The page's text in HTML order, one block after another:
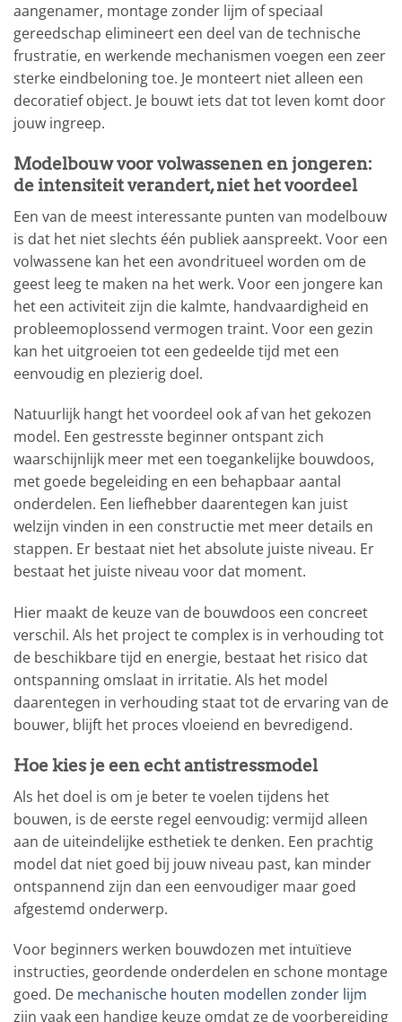
aangenamer, montage zonder lijm of speciaal
gereedschap elimineert een deel van de technische
frustratie, en werkende mechanismen voegen een zeer
sterke eindbeloning toe. Je monteert niet alleen een
decoratief object. Je bouwt iets dat tot leven komt door
jouw ingreep.
Modelbouw voor volwassenen en jongeren:
de intensiteit verandert, niet het voordeel
Een van de meest interessante punten van modelbouw
is dat het niet slechts één publiek aanspreekt. Voor een
volwassene kan het een avondritueel worden om de
geest leeg te maken na het werk. Voor een jongere kan
het een activiteit zijn die kalmte, handvaardigheid en
probleemoplossend vermogen traint. Voor een gezin
kan het uitgroeien tot een gedeelde tijd met een
eenvoudig en plezierig doel.
Natuurlijk hangt het voordeel ook af van het gekozen
model. Een gestresste beginner ontspant zich
waarschijnlijk meer met een toegankelijke bouwdoos,
met goede begeleiding en een behapbaar aantal
onderdelen. Een liefhebber daarentegen kan juist
welzijn vinden in een constructie met meer details en
stappen. Er bestaat niet het absolute juiste niveau. Er
bestaat het juiste niveau voor dat moment.
Hier maakt de keuze van de bouwdoos een concreet
verschil. Als het project te complex is in verhouding tot
de beschikbare tijd en energie, bestaat het risico dat
ontspanning omslaat in irritatie. Als het model
daarentegen in verhouding staat tot de ervaring van de
bouwer, blijft het proces vloeiend en bevredigend.
Hoe kies je een echt antistressmodel
Als het doel is om je beter te voelen tijdens het
bouwen, is de eerste regel eenvoudig: vermijd alleen
aan de uiteindelijke esthetiek te denken. Een prachtig
model dat niet goed bij jouw niveau past, kan minder
ontspannend zijn dan een eenvoudiger maar goed
afgestemd onderwerp.
Voor beginners werken bouwdozen met intuïtieve
instructies, geordende onderdelen en schone montage
goed. De mechanische houten modellen zonder lijm
zijn vaak een handige keuze omdat ze de voorbereiding